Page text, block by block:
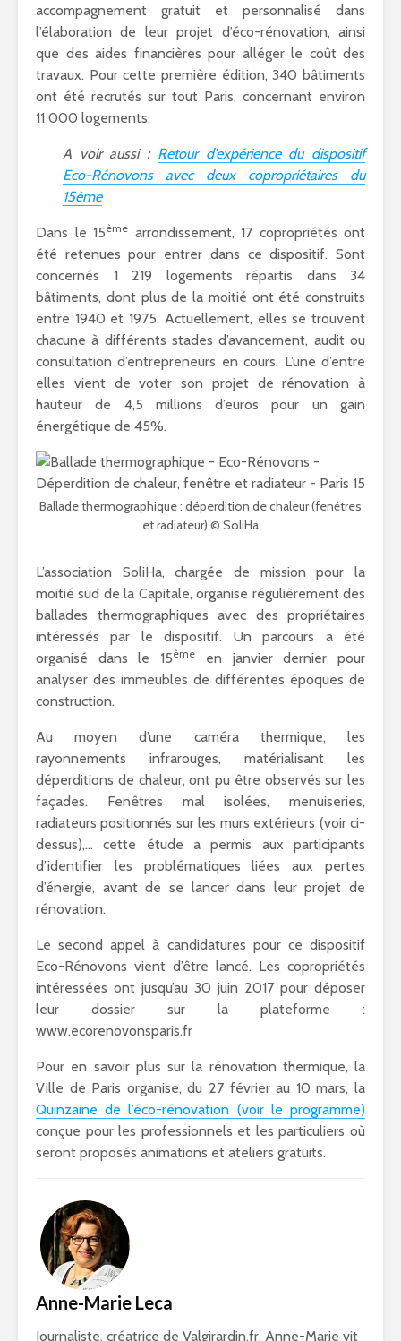
accompagnement gratuit et personnalisé dans
l’élaboration de leur projet d’éco-rénovation, ainsi
que des aides financières pour alléger le coût des
travaux. Pour cette première édition, 340 bâtiments
ont été recrutés sur tout Paris, concernant environ
11 000 logements.
A voir aussi : Retour d’expérience du dispositif
Eco-Rénovons avec deux copropriétaires du
15ème
Dans le 15ème arrondissement, 17 copropriétés ont
été retenues pour entrer dans ce dispositif. Sont
concernés 1 219 logements répartis dans 34
bâtiments, dont plus de la moitié ont été construits
entre 1940 et 1975. Actuellement, elles se trouvent
chacune à différents stades d’avancement, audit ou
consultation d’entrepreneurs en cours. L’une d’entre
elles vient de voter son projet de rénovation à
hauteur de 4,5 millions d’euros pour un gain
énergétique de 45%.
Ballade thermographique : déperdition de chaleur (fenêtres
et radiateur) © SoliHa
L’association SoliHa, chargée de mission pour la
moitié sud de la Capitale, organise régulièrement des
ballades thermographiques avec des propriétaires
intéressés par le dispositif. Un parcours a été
organisé dans le 15ème
en janvier dernier pour
analyser des immeubles de différentes époques de
construction.
Au moyen d’une caméra thermique, les
rayonnements infrarouges, matérialisant les
déperditions de chaleur, ont pu être observés sur les
façades. Fenêtres mal isolées, menuiseries,
radiateurs positionnés sur les murs extérieurs (voir ci-
dessus),… cette étude a permis aux participants
d’identifier les problématiques liées aux pertes
d’énergie, avant de se lancer dans leur projet de
rénovation.
Le second appel à candidatures pour ce dispositif
Eco-Rénovons vient d’être lancé. Les copropriétés
intéressées ont jusqu’au 30 juin 2017 pour déposer
leur dossier sur la plateforme :
www.ecorenovonsparis.fr
Pour en savoir plus sur la rénovation thermique, la
Ville de Paris organise, du 27 février au 10 mars, la
Quinzaine de l’éco-rénovation (voir le programme)
conçue pour les professionnels et les particuliers où
seront proposés animations et ateliers gratuits.
Anne-Marie Leca
Journaliste, créatrice de Valgirardin.fr, Anne-Marie vit